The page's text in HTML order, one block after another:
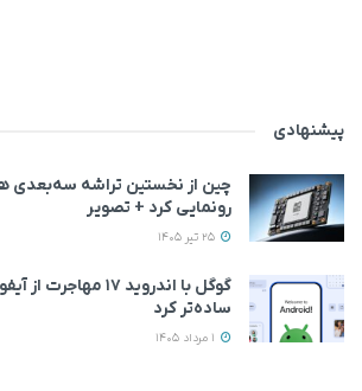
پیشنهادی
چین از نخستین تراشه
رونمایی کرد + تصویر
گوگل با اندروید ۱۷
ساده‌تر کرد